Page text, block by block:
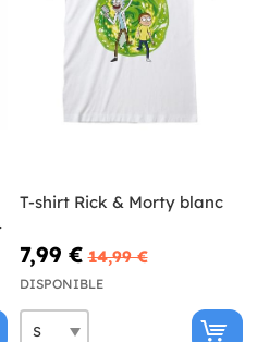
T-shirt Rick & Morty blanc
7,99 € 14,99 €
DISPONIBLE